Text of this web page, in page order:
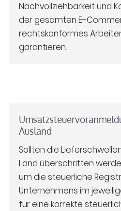
Nachvollziehbarkeit und
der gesamten E-
rechtskonformes
garantieren.
Ausland
Sollten die
Land überschritten
um die steuerliche
Unternehmens im
für eine korrekte